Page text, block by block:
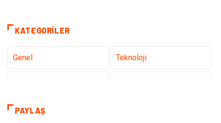
KATEGORILER
Genel Teknoloji
Eğitim
PAYLAŞ